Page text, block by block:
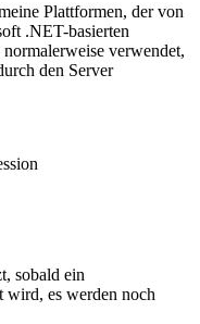
Plattformen, der von
.NET-basierten
verwendet,
den Server
sobald ein
wird, es werden noch